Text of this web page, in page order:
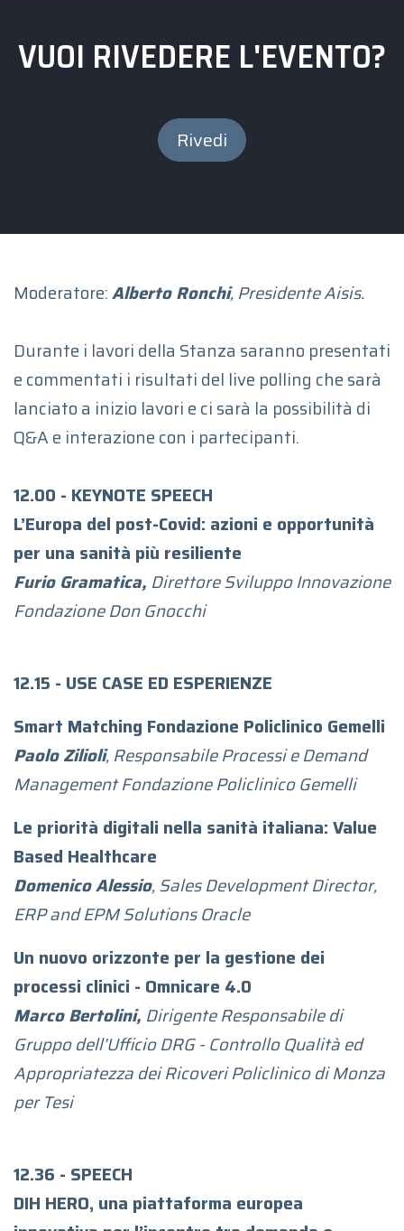
VUOI RIVEDERE L'EVENTO?
Rivedi
Moderatore:Alberto Ronchi, Presidente Aisis.
Durante i lavori della Stanza saranno presentati
e commentati i risultati del live polling che sarà
lanciato a inizio lavori e ci sarà la possibilità di
Q&A e interazione con i partecipanti.
12.00 - KEYNOTE SPEECH
L’Europa del post-Covid: azioni e opportunità
per una sanità più resiliente
Furio Gramatica, Direttore Sviluppo Innovazione
Fondazione Don Gnocchi
12.15 - USE CASE ED ESPERIENZE
Smart Matching Fondazione Policlinico Gemelli
Paolo Zilioli, Responsabile Processi e Demand
Management Fondazione Policlinico Gemelli
Le priorità digitali nella sanità italiana: Value
Based Healthcare
Domenico Alessio, Sales Development Director,
ERP and EPM Solutions Oracle
Un nuovo orizzonte per la gestione dei
processi clinici - Omnicare 4.0
Marco Bertolini, Dirigente Responsabile di
Gruppo dell’Ufficio DRG - Controllo Qualità ed
Appropriatezza dei Ricoveri Policlinico di Monza
per Tesi
12.36 - SPEECH
DIH HERO, una piattaforma europea